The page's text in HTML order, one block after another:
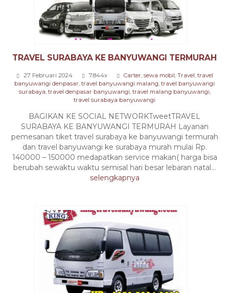
TRAVEL SURABAYA KE BANYUWANGI TERMURAH
27 Februari 2024 7.844x Carter, sewa mobil, Travel, travel
banyuwangi denpasar, travel banyuwangi malang, travel banyuwangi
surabaya, travel denpasar banyuwangi, travel malang banyuwangi,
travel surabaya banyuwangi
BAGIKAN KE SOCIAL NETWORKTweetTRAVEL
SURABAYA KE BANYUWANGI TERMURAH Layanan
pemesanan tiket travel surabaya ke banyuwangi termurah
dan travel banyuwangi ke surabaya murah mulai Rp.
140000 – 150000 medapatkan service makan( harga bisa
berubah sewaktu waktu semisal hari besar lebaran natal...
selengkapnya